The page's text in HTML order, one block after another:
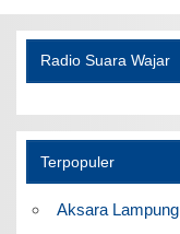
Radio Suara Wajar
Terpopuler
Aksara Lampung